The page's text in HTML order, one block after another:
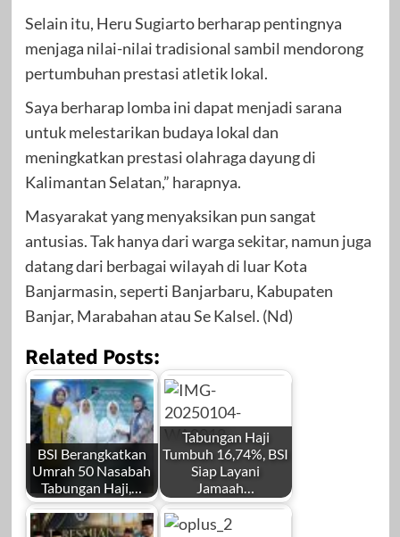
Selain itu, Heru Sugiarto berharap pentingnya
menjaga nilai-nilai tradisional sambil mendorong
pertumbuhan prestasi atletik lokal.
Saya berharap lomba ini dapat menjadi sarana
untuk melestarikan budaya lokal dan
meningkatkan prestasi olahraga dayung di
Kalimantan Selatan,” harapnya.
Masyarakat yang menyaksikan pun sangat
antusias. Tak hanya dari warga sekitar, namun juga
datang dari berbagai wilayah di luar Kota
Banjarmasin, seperti Banjarbaru, Kabupaten
Banjar, Marabahan atau Se Kalsel. (Nd)
Related Posts:
BSI Berangkatkan
Umrah 50 Nasabah
Tabungan Haji,…
Tabungan Haji
Tumbuh 16,74%, BSI
Siap Layani
Jamaah…